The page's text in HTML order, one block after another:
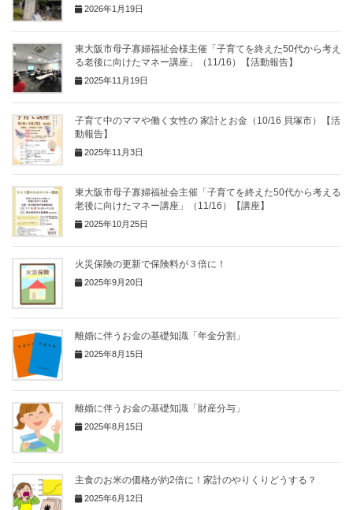
2026年1月19日
東大阪市母子寡婦福祉会様主催「子育てを終えた50代から考え
る老後に向けたマネー講座」（11/16）【活動報告】
2025年11月19日
子育て中のママや働く女性の 家計とお金（10/16 貝塚市）【活
動報告】
2025年11月3日
東大阪市母子寡婦福祉会主催「子育てを終えた50代から考える
老後に向けたマネー講座」（11/16）【講座】
2025年10月25日
火災保険の更新で保険料が３倍に！
2025年9月20日
離婚に伴うお金の基礎知識「年金分割」
2025年8月15日
離婚に伴うお金の基礎知識「財産分与」
2025年8月15日
主食のお米の価格が約2倍に！家計のやりくりどうする？
2025年6月12日